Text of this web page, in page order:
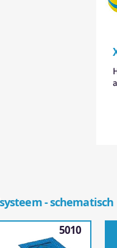
- schematisch
5010